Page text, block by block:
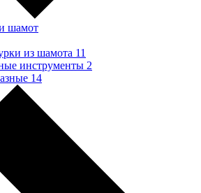
шамот
из шамота 11
инструменты 2
14